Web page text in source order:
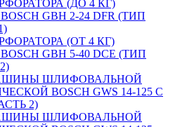
(ДО 4 КГ)
GBH 2-24 DFR (ТИП
(ОТ 4 КГ)
GBH 5-40 DCE (ТИП
ШЛИФОВАЛЬНОЙ
BOSCH GWS 14-125 C
2)
ШЛИФОВАЛЬНОЙ